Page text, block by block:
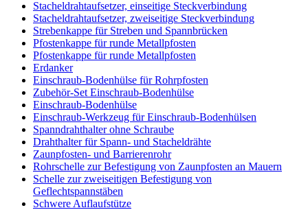
Stacheldrahtaufsetzer, einseitige Steckverbindung
Stacheldrahtaufsetzer, zweiseitige Steckverbindung
Strebenkappe für Streben und Spannbrücken
Pfostenkappe für runde Metallpfosten
Pfostenkappe für runde Metallpfosten
Erdanker
Einschraub-Bodenhülse für Rohrpfosten
Zubehör-Set Einschraub-Bodenhülse
Einschraub-Bodenhülse
Einschraub-Werkzeug für Einschraub-Bodenhülsen
Spanndrahthalter ohne Schraube
Drahthalter für Spann- und Stacheldrähte
Zaunpfosten- und Barrierenrohr
Rohrschelle zur Befestigung von Zaunpfosten an Mauern
Schelle zur zweiseitigen Befestigung von
Geflechtspannstäben
Schwere Auflaufstütze